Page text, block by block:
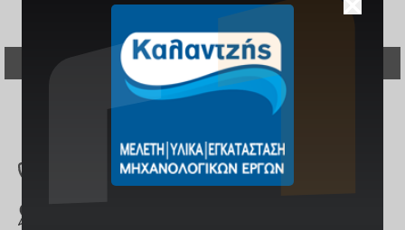
Θέρμανση Υδραυλικά
Καλαντζής
Υδραυλικοί
Βλέπουν τώρα:1
2742023144